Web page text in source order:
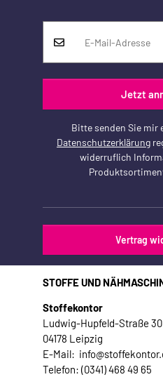
Jetzt
Bitte senden Sie mir
Datenschutzerklärung
widerruflich
Vertrag
STOFFE UND
Stoffekontor
Ludwig-Hupfeld-Straße 30
04178 Leipzig
E-Mail:
Telefon: (0341) 468 49 65